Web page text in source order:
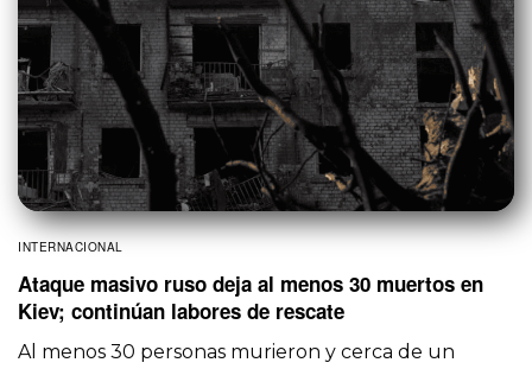
INTERNACIONAL
Ataque masivo ruso deja al menos 30 muertos en
Kiev; continúan labores de rescate
Al menos 30 personas murieron y cerca de un